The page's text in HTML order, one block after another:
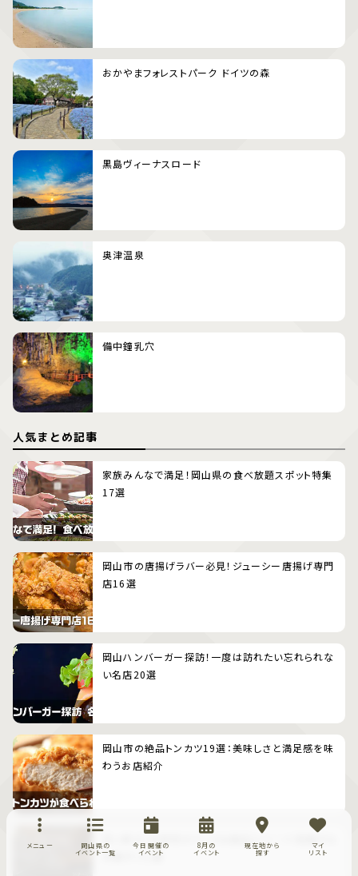
おかやまフォレストパーク ドイツの森
黒島ヴィーナスロード
奥津温泉
備中鐘乳穴
人気まとめ記事
家族みんなで満足！岡山県の食べ放題スポット特集
17選
岡山市の唐揚げラバー必見！ジューシー唐揚げ専門
店16選
岡山ハンバーガー探訪！一度は訪れたい忘れられな
い名店20選
岡山市の絶品トンカツ19選：美味しさと満足感を味
わうお店紹介
洋菓子）11選
メニュー
岡山県の
イベント一覧
今日開催の
イベント
8月の
イベント
現在地から
探す
マイ
リスト